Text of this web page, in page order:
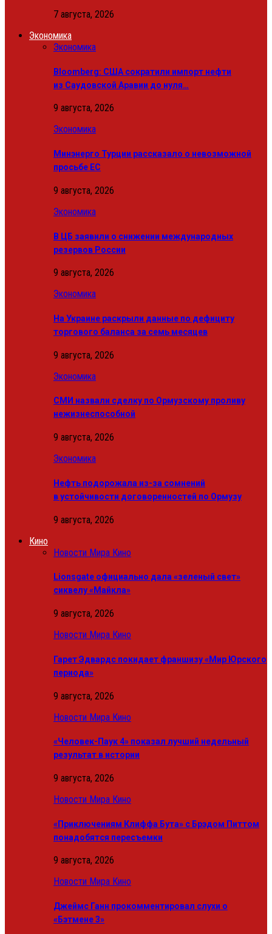
7 августа, 2026
Экономика
Экономика
Bloomberg: США сократили импорт нефти
из Саудовской Аравии до нуля…
9 августа, 2026
Экономика
Минэнерго Турции рассказало о невозможной
просьбе ЕС
9 августа, 2026
Экономика
В ЦБ заявили о снижении международных
резервов России
9 августа, 2026
Экономика
На Украине раскрыли данные по дефициту
торгового баланса за семь месяцев
9 августа, 2026
Экономика
СМИ назвали сделку по Ормузскому проливу
нежизнеспособной
9 августа, 2026
Экономика
Нефть подорожала из-за сомнений
в устойчивости договоренностей по Ормузу
9 августа, 2026
Кино
Новости Мира Кино
Lionsgate официально дала «зеленый свет»
сиквелу «Майкла»
9 августа, 2026
Новости Мира Кино
Гарет Эдвардс покидает франшизу «Мир Юрского
периода»
9 августа, 2026
Новости Мира Кино
«Человек-Паук 4» показал лучший недельный
результат в истории
9 августа, 2026
Новости Мира Кино
«Приключениям Клиффа Бута» с Брэдом Питтом
понадобятся пересъемки
9 августа, 2026
Новости Мира Кино
Джеймс Ганн прокомментировал слухи о
«Бэтмене 3»